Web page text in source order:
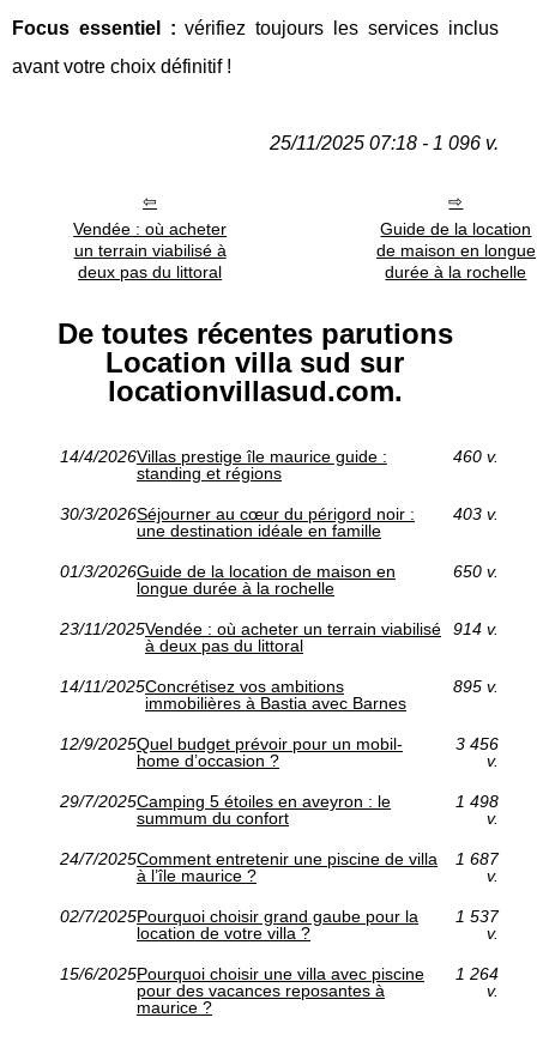
Focus essentiel : vérifiez toujours les services inclus
avant votre choix définitif !
25/11/2025 07:18 - 1 096 v.
Vendée : où acheter
un terrain viabilisé à
deux pas du littoral
Guide de la location
de maison en longue
durée à la rochelle
De toutes récentes parutions
Location villa sud sur
locationvillasud.com.
14/4/2026Villas prestige île maurice guide :
standing et régions
460 v.
30/3/2026Séjourner au cœur du périgord noir :
une destination idéale en famille
403 v.
01/3/2026Guide de la location de maison en
longue durée à la rochelle
650 v.
23/11/2025Vendée : où acheter un terrain viabilisé
à deux pas du littoral
914 v.
14/11/2025Concrétisez vos ambitions
immobilières à Bastia avec Barnes
895 v.
12/9/2025Quel budget prévoir pour un mobil-
home d’occasion ?
3 456
v.
29/7/2025Camping 5 étoiles en aveyron : le
summum du confort
1 498
v.
24/7/2025Comment entretenir une piscine de villa
à l’île maurice ?
1 687
v.
02/7/2025Pourquoi choisir grand gaube pour la
location de votre villa ?
1 537
v.
15/6/2025Pourquoi choisir une villa avec piscine
pour des vacances reposantes à
maurice ?
1 264
v.